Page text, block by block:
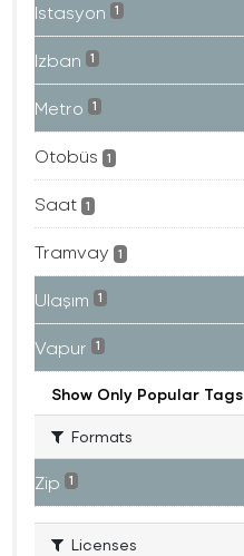
Istasyon 1
Izban 1
Metro 1
Otobüs 1
Saat 1
Tramvay 1
Ulaşım 1
Vapur 1
Show Only Popular Tags
Formats
Zip 1
Licenses